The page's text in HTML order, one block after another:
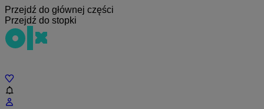
Przejdź do głównej części
Przejdź do stopki